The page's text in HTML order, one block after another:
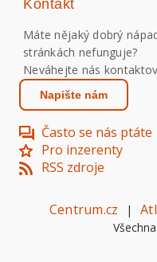
Kontakt
Máte nějaký dobrý
stránkách nefunguje?
Neváhejte nás
Napište nám
Často se nás ptáte
Pro inzerenty
RSS zdroje
Centrum.cz |